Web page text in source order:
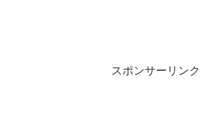
スポンサーリンク